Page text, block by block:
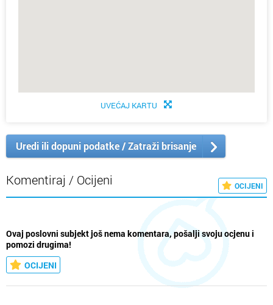
UVEĆAJ KARTU
Uredi ili dopuni podatke / Zatraži brisanje
Komentiraj / Ocijeni OCIJENI
Ovaj poslovni subjekt još nema komentara, pošalji svoju ocjenu i
pomozi drugima!
OCIJENI